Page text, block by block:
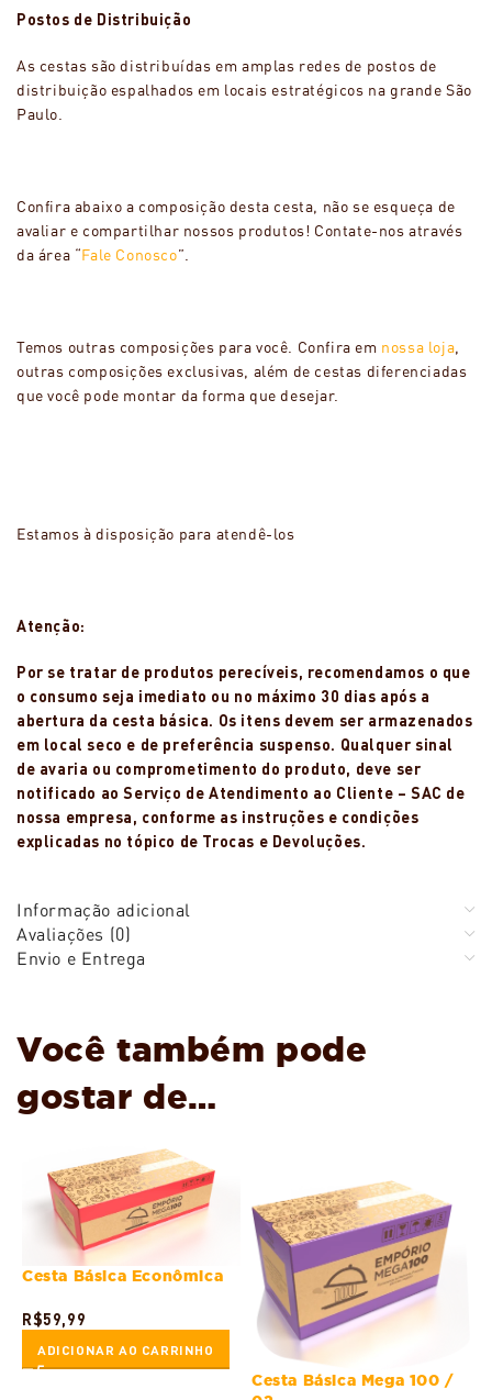
Postos de Distribuição
As cestas são distribuídas em amplas redes de postos de
distribuição espalhados em locais estratégicos na grande São
Paulo.
Confira abaixo a composição desta cesta, não se esqueça de
avaliar e compartilhar nossos produtos! Contate-nos através
da área “Fale Conosco”.
Temos outras composições para você. Confira em nossa loja,
outras composições exclusivas, além de cestas diferenciadas
que você pode montar da forma que desejar.
Estamos à disposição para atendê-los
Atenção:
Por se tratar de produtos perecíveis, recomendamos o que
o consumo seja imediato ou no máximo 30 dias após a
abertura da cesta básica. Os itens devem ser armazenados
em local seco e de preferência suspenso. Qualquer sinal
de avaria ou comprometimento do produto, deve ser
notificado ao Serviço de Atendimento ao Cliente – SAC de
nossa empresa, conforme as instruções e condições
explicadas no tópico de Trocas e Devoluções.
Informação adicional
Avaliações (0)
Envio e Entrega
Você também pode
gostar de…
Cesta Básica Econômica
R$59,99
ADICIONAR AO CARRINHO
Cesta Básica Mega 100 /